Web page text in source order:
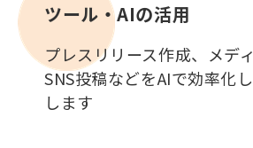
ツール・AIの活用
プレスリリース作成、メデ
SNS投稿などをAIで効率化
します